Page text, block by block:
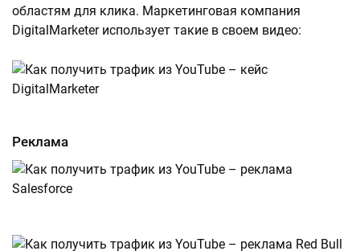
областям для клика. Маркетинговая компания
DigitalMarketer использует такие в своем видео:
Реклама